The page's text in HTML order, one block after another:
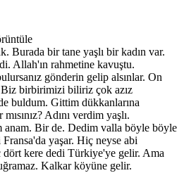
Burada bir tane yaşlı bir kadın var.
Allah'ın rahmetine kavuştu.
gönderin gelip alsınlar. On
birbirimizi biliriz çok azız
buldum. Gittim dükkanlarına
Adını verdim yaşlı.
anam. Bir de. Dedim valla böyle böyle
yaşar. Hiç neyse abi
dört kere dedi Türkiye'ye gelir. Ama
Kalkar köyüne gelir.